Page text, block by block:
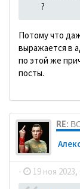
?
Потому что
выражается в
по этой же
посты.
RE:
- 19 ноя 2023,